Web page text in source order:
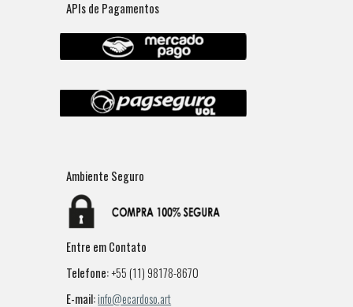
APIs de Pagamentos
Ambiente Seguro
Entre em Contato
Telefone:+55 (11) 98178-8670
E-mail:info@ecardoso.art